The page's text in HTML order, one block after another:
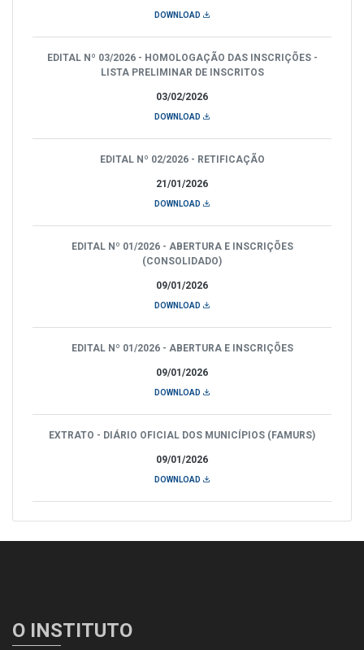
DOWNLOAD
03/02/2026
EDITAL Nº 03/2026 - HOMOLOGAÇÃO DAS INSCRIÇÕES -
LISTA PRELIMINAR DE INSCRITOS
DOWNLOAD
21/01/2026
EDITAL Nº 02/2026 - RETIFICAÇÃO
DOWNLOAD
09/01/2026
EDITAL Nº 01/2026 - ABERTURA E INSCRIÇÕES
(CONSOLIDADO)
DOWNLOAD
09/01/2026
EDITAL Nº 01/2026 - ABERTURA E INSCRIÇÕES
DOWNLOAD
09/01/2026
EXTRATO - DIÁRIO OFICIAL DOS MUNICÍPIOS (FAMURS)
DOWNLOAD
O INSTITUTO